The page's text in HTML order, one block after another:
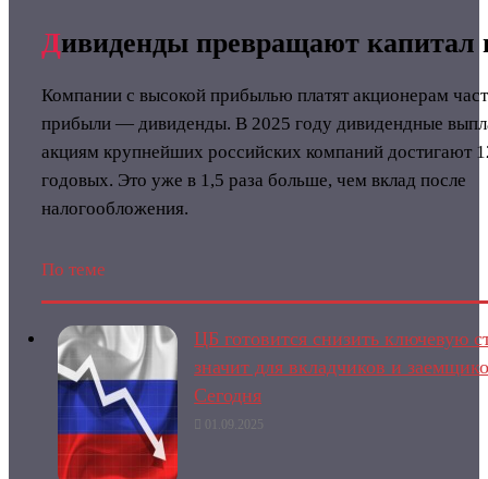
Дивиденды превращают капитал
Компании с высокой прибылью платят акционерам
прибыли — дивиденды. В 2025 году дивидендные
акциям крупнейших российских компаний достигают
годовых. Это уже в 1,5 раза больше, чем вклад после
налогообложения.
По теме
ЦБ готовится снизить ключевую
значит для вкладчиков и
Сегодня
01.09.2025